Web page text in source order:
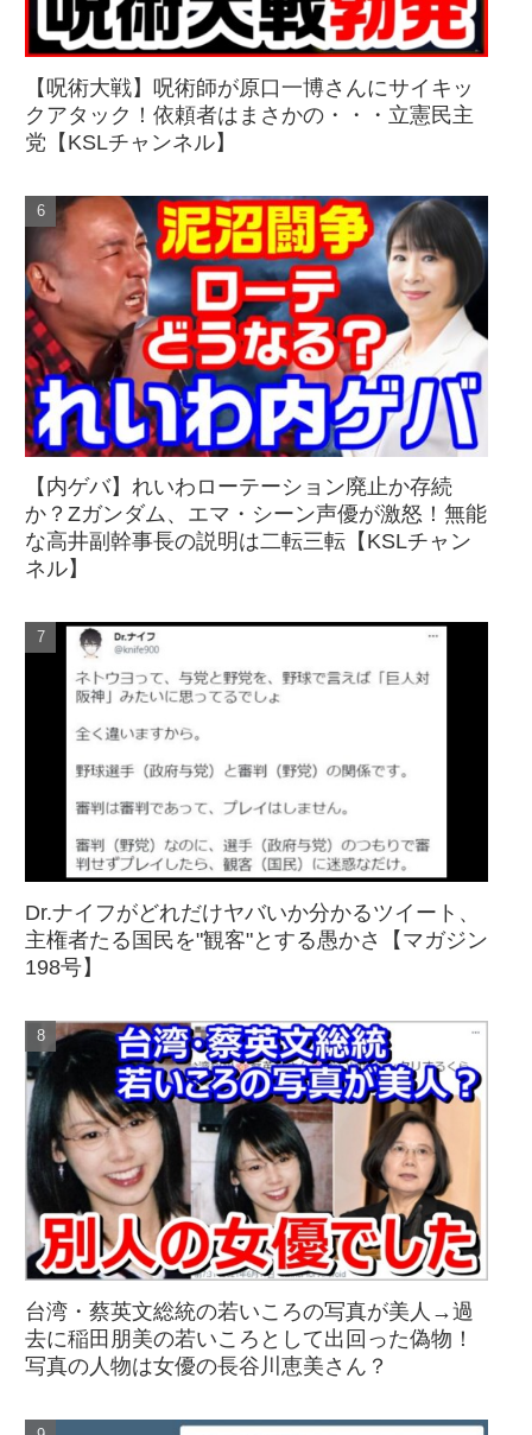
【呪術大戦】呪術師が原口一博さんにサイキッ
クアタック！依頼者はまさかの・・・立憲民主
党【KSLチャンネル】
【内ゲバ】れいわローテーション廃止か存続
か？Zガンダム、エマ・シーン声優が激怒！無能
な高井副幹事長の説明は二転三転【KSLチャン
ネル】
Dr.ナイフがどれだけヤバいか分かるツイート、
主権者たる国民を"観客"とする愚かさ【マガジン
198号】
台湾・蔡英文総統の若いころの写真が美人→過
去に稲田朋美の若いころとして出回った偽物！
写真の人物は女優の長谷川恵美さん？